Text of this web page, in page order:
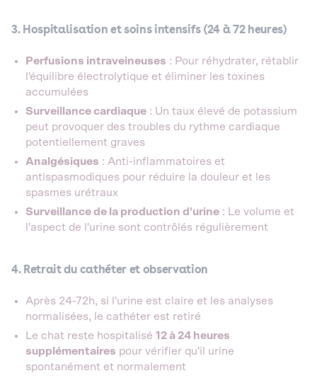
3. Hospitalisation et soins intensifs (24 à 72 heures)
Perfusions intraveineuses : Pour réhydrater, rétablir
l'équilibre électrolytique et éliminer les toxines
accumulées
Surveillance cardiaque : Un taux élevé de potassium
peut provoquer des troubles du rythme cardiaque
potentiellement graves
Analgésiques : Anti-inflammatoires et
antispasmodiques pour réduire la douleur et les
spasmes urétraux
Surveillance de la production d'urine : Le volume et
l'aspect de l'urine sont contrôlés régulièrement
4. Retrait du cathéter et observation
Après 24-72h, si l'urine est claire et les analyses
normalisées, le cathéter est retiré
Le chat reste hospitalisé 12 à 24 heures
supplémentaires pour vérifier qu'il urine
spontanément et normalement